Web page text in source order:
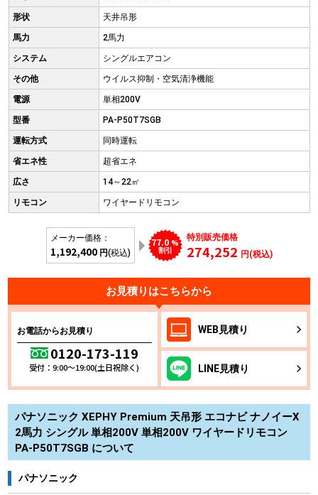
形状 天井吊形
馬力 2馬力
システム シングルエアコン
その他 ウイルス抑制・空気清浄機能
電源 単相200V
型番 PA-P50T7SGB
運転方式 同時運転
省エネ性 超省エネ
広さ 14～22㎡
リモコン ワイヤードリモコン
メーカー価格：
1,192,400 円(税込)
77.0 %
割引
特別販売価格
274,252 円(税込)
お見積りはこちらから
お電話からお見積り
0120-173-119
受付：9:00～19:00(土日祝除く)
WEB 見積り
LINE見積り
パナソニック XEPHY Premium 天吊形 エコナビ ナノイーX
2馬力 シングル 単相200V 単相200V ワイヤードリモコン
PA-P50T7SGB について
パナソニック